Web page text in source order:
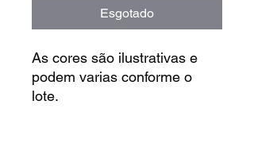
Esgotado
As cores são ilustrativas e
podem varias conforme o
lote.